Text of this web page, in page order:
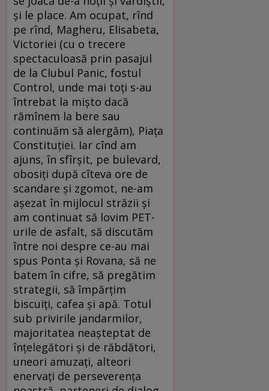
şi le place. Am ocupat, rînd
pe rînd, Magheru, Elisabeta,
Victoriei (cu o trecere
spectaculoasă prin pasajul
de la Clubul Panic, fostul
Control, unde mai toţi s-au
întrebat la mişto dacă
rămînem la bere sau
continuăm să alergăm), Piaţa
Constituţiei. Iar cînd am
ajuns, în sfîrşit, pe bulevard,
obosiţi după cîteva ore de
scandare şi zgomot, ne-am
aşezat în mijlocul străzii şi
am continuat să lovim PET-
urile de asfalt, să discutăm
între noi despre ce-au mai
spus Ponta şi Rovana, să ne
batem în cifre, să pregătim
strategii, să împărţim
biscuiţi, cafea şi apă. Totul
sub privirile jandarmilor,
majoritatea neaşteptat de
înţelegători şi de răbdători,
uneori amuzaţi, alteori
enervaţi de perseverenţa